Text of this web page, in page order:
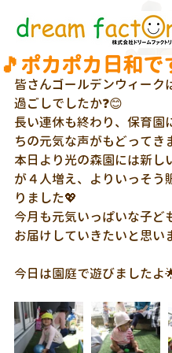
🎵ポカポカ日和で
皆さんゴールデンウィーク
過ごしでしたか❓😊
長い連休も終わり、保育園
ちの元気な声がもどってき
本日より光の森園には新し
が４人増え、よりいっそう
りました💖
今月も元気いっぱいな子ど
お届けしていきたいと思い
今日は園庭で遊びましたよ